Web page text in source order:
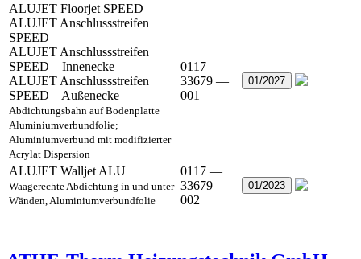
ALUJET Floorjet SPEED
ALUJET Anschlussstreifen
SPEED
ALUJET Anschlussstreifen
SPEED – Innenecke
ALUJET Anschlussstreifen
SPEED – Außenecke
Abdichtungsbahn auf Bodenplatte
Aluminiumverbundfolie;
Aluminiumverbund mit modifizierter
Acrylat Dispersion
0117 —
33679 —
001
01/2027
ALUJET Walljet ALU
Waagerechte Abdichtung in und unter
Wänden, Aluminiumverbundfolie
0117 —
33679 —
002
01/2023